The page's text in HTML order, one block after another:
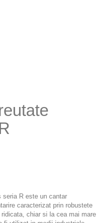
seria R este un cantar
caracterizat prin robustete
chiar si la cea mai mare